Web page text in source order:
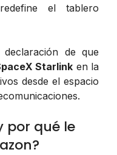
el tablero
de que
Starlink en la
desde el espacio
por qué le